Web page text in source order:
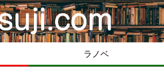
ラノベ